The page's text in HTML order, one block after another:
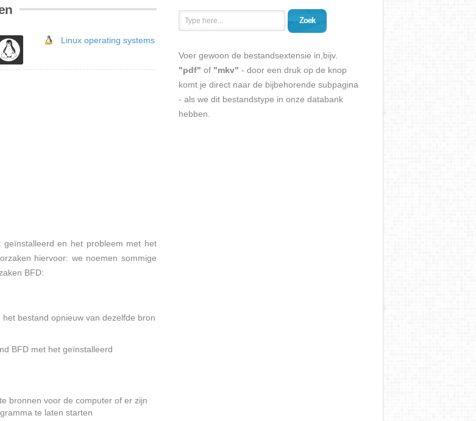
Linux operating systems
en het probleem met het
hiervoor: we noemen sommige
BFD:
bestand opnieuw van dezelfde bron
BFD met het geïnstalleerd
bronnen voor de computer of er zijn
te laten starten
Zoek
Voer gewoon de bestandsextensie in,bijv.
"pdf" of "mkv" - door een druk op de knop
komt je direct naar de bijbehorende subpagina
- als we dit bestandstype in onze databank
hebben.